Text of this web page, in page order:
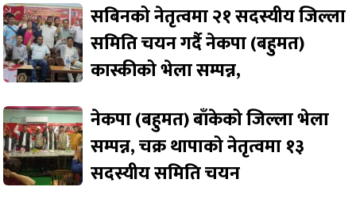
सबिनको नेतृत्वमा २१ सदस्यीय जिल्ला
समिति चयन गर्दै नेकपा (बहुमत)
कास्कीको भेला सम्पन्न,
नेकपा (बहुमत) बाँकेको जिल्ला भेला
सम्पन्न, चक्र थापाको नेतृत्वमा १३
सदस्यीय समिति चयन